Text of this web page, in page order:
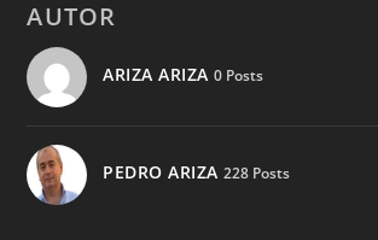
AUTOR
ARIZA ARIZA 0 Posts
PEDRO ARIZA 228 Posts